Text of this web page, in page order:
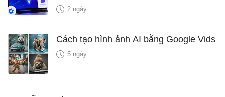
2 ngày
Cách tạo hình ảnh AI bằng Google Vids
5 ngày